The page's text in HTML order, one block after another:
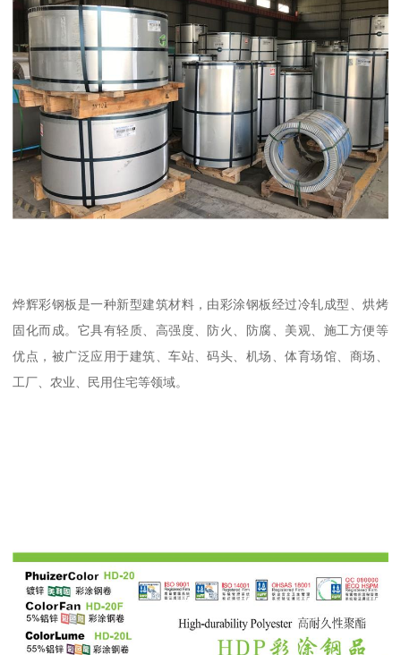
烨辉彩钢板是一种新型建筑材料，由彩涂钢板经过冷轧成型、烘烤
固化而成。它具有轻质、高强度、防火、防腐、美观、施工方便等
优点，被广泛应用于建筑、车站、码头、机场、体育场馆、商场、
工厂、农业、民用住宅等领域。